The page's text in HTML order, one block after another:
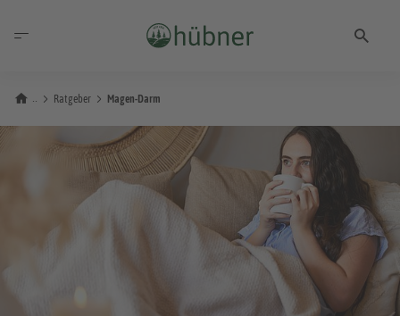
Ratgeber Magen-Darm